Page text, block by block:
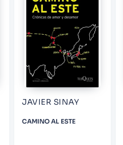
JAVIER SINAY
CAMINO AL ESTE